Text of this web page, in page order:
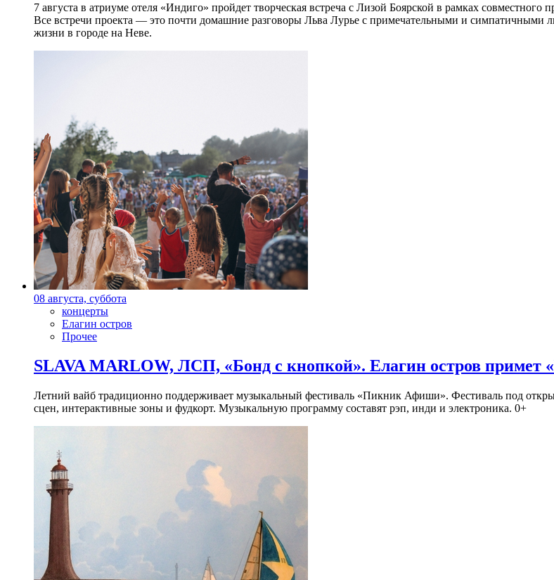
7 августа в атриуме отеля «Индиго» пройдет творческая встреча с Лизой Боярской в рамках
Все встречи проекта — это почти домашние разговоры Льва Лурье с примечательными и симпатичными
жизни в городе на Неве.
08 августа, суббота
концерты
Елагин остров
Прочее
SLAVA MARLOW, ЛСП, «Бонд с кнопкой». Елагин остров
Летний вайб традиционно поддерживает музыкальный фестиваль «Пикник Афиши». Фестиваль под
сцен, интерактивные зоны и фудкорт. Музыкальную программу составят рэп, инди и электроника. 0+